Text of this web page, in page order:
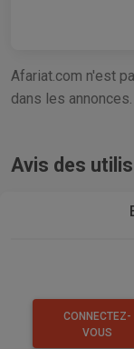
Afariat.com n'est
dans les annonces.
Avis des
CONNECTEZ-
VOUS